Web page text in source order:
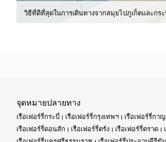
วิธีที่ดีที่สุดในการเดินทางจากสมุยไปภูเก็ตและกร
จุดหมายปลายทาง
เรือเฟอร์รี่กระบี่ เรือเฟอร์รี่กรุงเทพฯ เรือเฟอร์รี่กา
เรือเฟอร์รี่ดอนสัก
เรือเฟอร์รี่ตรัง เรือเฟอร์รี่ตราด